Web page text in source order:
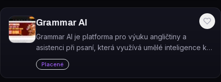
Grammar AI
Grammar AI je platforma pro výuku angličtiny a
asistenci při psaní, která využívá umělé inteligence k
personalizovanému učení a real-time korekci textu.
Placené